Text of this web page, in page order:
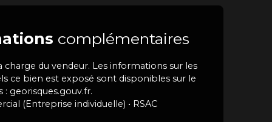
complémentaires
charge du vendeur. Les informations sur les
ce bien est exposé sont disponibles sur le
: georisques.gouv.fr.
(Entreprise individuelle) • RSAC